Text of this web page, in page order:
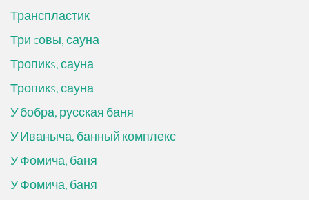
Транспластик
Три cовы, сауна
Тропикs, сауна
Тропикs, сауна
У бобра, русская баня
У Иваныча, банный комплекс
У Фомича, баня
У Фомича, баня